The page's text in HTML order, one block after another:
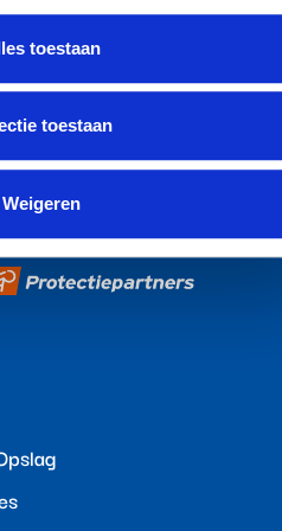
toestaan
toestaan
Weigeren